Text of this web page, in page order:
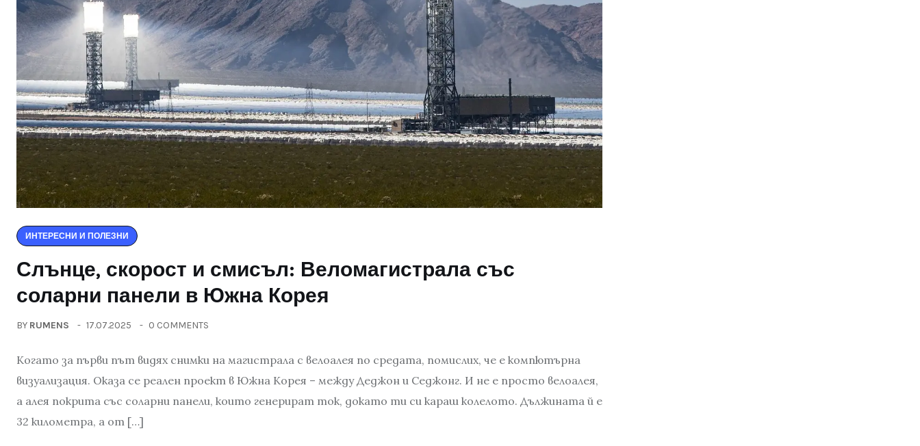
ИНТЕРЕСНИ И ПОЛЕЗНИ
Слънце, скорост и смисъл: Веломагистрала със
соларни панели в Южна Корея
BY RUMENS 17.07.2025 0 COMMENTS
Когато за първи път видях снимки на магистрала с велоалея по средата, помислих, че е компютърна
визуализация. Оказа се реален проект в Южна Корея – между Деджон и Седжонг. И не е просто велоалея,
а алея покрита със соларни панели, които генерират ток, докато ти си караш колелото. Дължината й е
32 километра, а от […]